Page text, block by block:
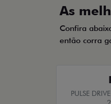
As
Confira
então corra
PULSE